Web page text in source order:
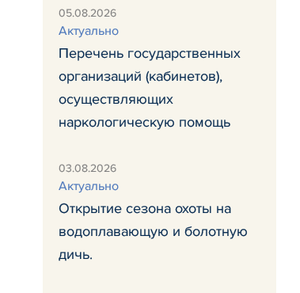
05.08.2026
Актуально
Перечень государственных
организаций (кабинетов),
осуществляющих
наркологическую помощь
03.08.2026
Актуально
Открытие сезона охоты на
водоплавающую и болотную
дичь.